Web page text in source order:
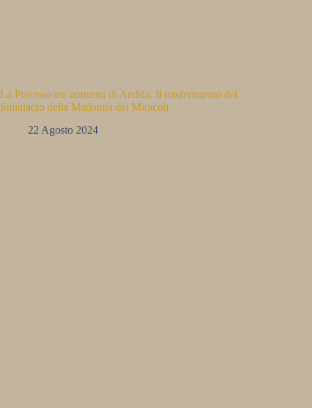
La Processione notturna di Andria: Il trasferimento del
Simulacro della Madonna dei Miracoli
22 Agosto 2024